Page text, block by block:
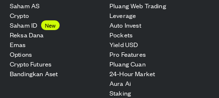
Saham AS
Crypto
Saham ID
New
Reksa Dana
Emas
Options
Crypto Futures
Bandingkan Aset
Pluang Web Trading
Leverage
Auto Invest
Pockets
Yield USD
Pro Features
Pluang Cuan
24-Hour Market
Aura Ai
Staking